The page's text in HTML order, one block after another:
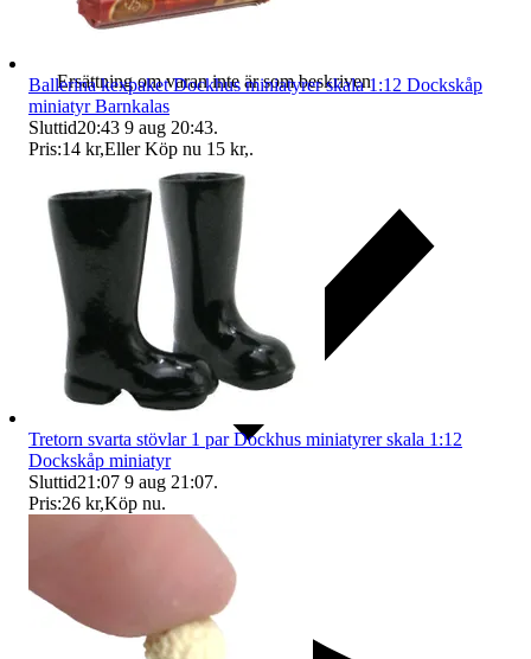
Ersättning om varan inte är som beskriven
Ersättning om du inte får din vara
Ballerina kexpaket Dockhus miniatyrer skala 1:12 Dockskåp
miniatyr Barnkalas
Sluttid20:43 9 aug 20:43.
Pris:14 kr,Eller Köp nu 15 kr,.
Tretorn svarta stövlar 1 par Dockhus miniatyrer skala 1:12
Dockskåp miniatyr
Sluttid21:07 9 aug 21:07.
Pris:26 kr,Köp nu.